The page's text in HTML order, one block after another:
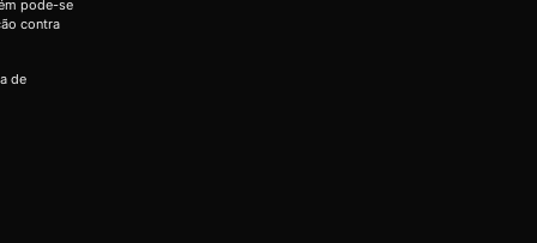
pode-se
contra
de